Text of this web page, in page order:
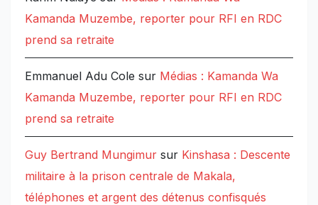
Kamanda Muzembe, reporter pour RFI en RDC
prend sa retraite
Emmanuel Adu Cole sur Médias : Kamanda Wa
Kamanda Muzembe, reporter pour RFI en RDC
prend sa retraite
Guy Bertrand Mungimur sur Kinshasa : Descente
militaire à la prison centrale de Makala,
téléphones et argent des détenus confisqués